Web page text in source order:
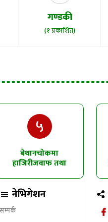
गण्डकी
(१ प्रकाशित)
५
बेथानचोकमा
हाजिरीजवाफ तथा
नेभिगेशन
सम्पर्क